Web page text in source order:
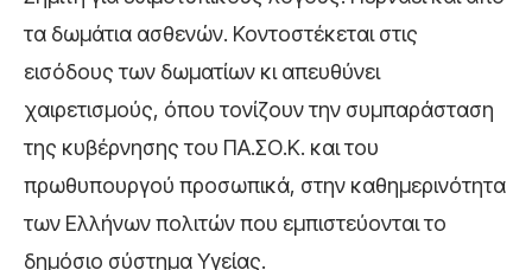
τα δωμάτια ασθενών. Κοντοστέκεται στις
εισόδους των δωματίων κι απευθύνει
χαιρετισμούς, όπου τονίζουν την συμπαράσταση
της κυβέρνησης του ΠΑ.ΣΟ.Κ. και του
πρωθυπουργού προσωπικά, στην καθημερινότητα
των Ελλήνων πολιτών που εμπιστεύονται το
δημόσιο σύστημα Υγείας.